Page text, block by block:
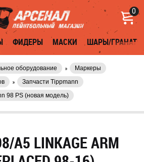
0
ФИДЕРЫ МАСКИ ШАРЫ/ГРАНАТЫ
оборудование
Маркеры
Запчасти Tippmann
98 PS (новая модель)
A5 LINKAGE ARM